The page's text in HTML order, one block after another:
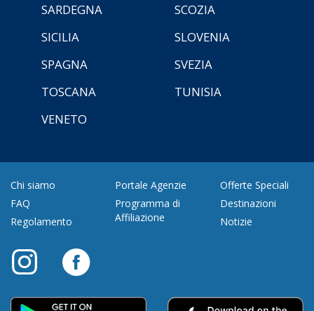
SARDEGNA
SCOZIA
SICILIA
SLOVENIA
SPAGNA
SVEZIA
TOSCANA
TUNISIA
VENETO
Chi siamo
FAQ
Regolamento
Portale Agenzie
Programma di
Affiliazione
Offerte Speciali
Destinazioni
Notizie